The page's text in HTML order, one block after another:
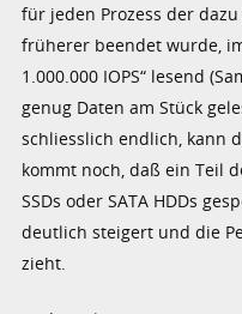
für jeden Prozess der
früherer beendet wurde,
1.000.000 IOPS“ lesend
genug Daten am Stück
schliesslich endlich, kann
kommt noch, daß ein Teil
SSDs oder SATA HDDs
deutlich steigert und die
zieht.